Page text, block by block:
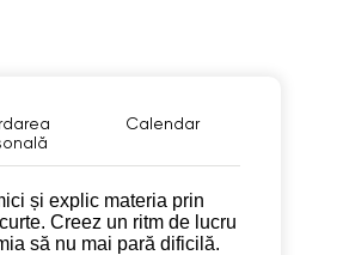
Calendar
și explic materia prin
Creez un ritm de lucru
să nu mai pară dificilă.